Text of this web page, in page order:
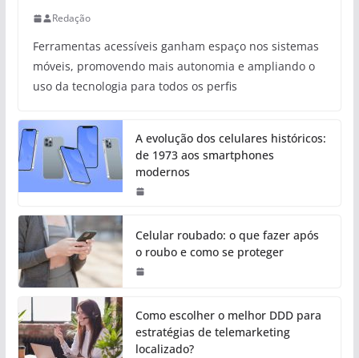
Redação
Ferramentas acessíveis ganham espaço nos sistemas
móveis, promovendo mais autonomia e ampliando o
uso da tecnologia para todos os perfis
A evolução dos celulares históricos:
de 1973 aos smartphones
modernos
Celular roubado: o que fazer após
o roubo e como se proteger
Como escolher o melhor DDD para
estratégias de telemarketing
localizado?